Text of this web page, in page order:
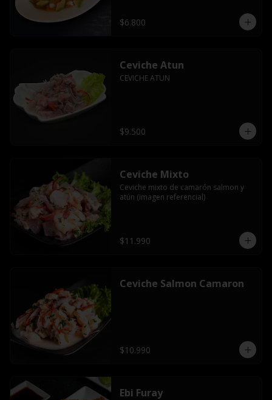
$6.800
Ceviche Atun
CEVICHE ATUN
$9.500
Ceviche Mixto
Ceviche mixto de camarón salmon y
atún (imagen referencial)
$11.990
Ceviche Salmon Camaron
$10.990
Ebi Furay